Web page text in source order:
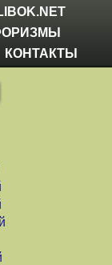
КОНТАКТЫ